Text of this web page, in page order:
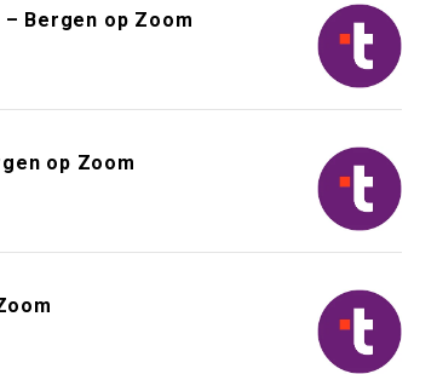
Bergen op Zoom
op Zoom